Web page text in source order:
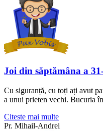
Joi din săptămâna a
Cu siguranță, cu toți ați avut
a unui prieten vechi. Bucuria
Citeste mai multe
Pr. Mihail-Andrei